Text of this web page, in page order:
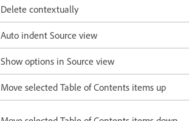
Delete contextually
Auto indent Source view
Show options in Source view
Move selected Table of Contents items up